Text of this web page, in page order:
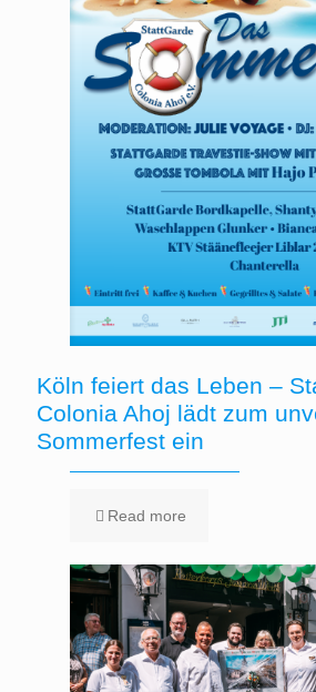
Köln feiert das Leben –
Colonia Ahoj lädt zum
Sommerfest ein
Read more